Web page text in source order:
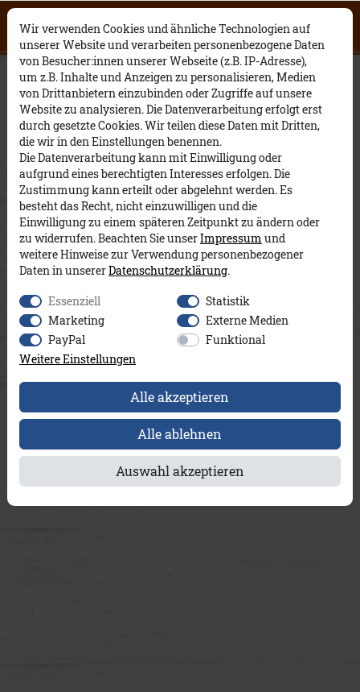
contents.
Open English website
Darwin A&Co
Wir verwenden Cookies und ähnliche Technologien auf
unserer Website und verarbeiten personenbezogene Daten
von Besucher:innen unserer Webseite (z.B. IP-Adresse),
um z.B. Inhalte und Anzeigen zu personalisieren, Medien
von Drittanbietern einzubinden oder Zugriffe auf unsere
Website zu analysieren. Die Datenverarbeitung erfolgt erst
durch gesetzte Cookies. Wir teilen diese Daten mit Dritten,
die wir in den Einstellungen benennen.
Die Datenverarbeitung kann mit Einwilligung oder
aufgrund eines berechtigten Interesses erfolgen. Die
Zustimmung kann erteilt oder abgelehnt werden. Es
besteht das Recht, nicht einzuwilligen und die
Einwilligung zu einem späteren Zeitpunkt zu ändern oder
zu widerrufen. Beachten Sie unserImpressum und
weitere Hinweise zur Verwendung personenbezogener
Daten in unsererDaten­schutz­erklärung.
Essenziell
Statistik
Marketing
Externe Medien
PayPal
Funktional
Weitere Einstellungen
Alle akzeptieren
Alle ablehnen
Auswahl akzeptieren